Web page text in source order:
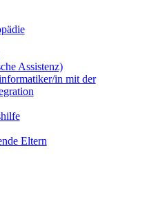
Assistenz)
in mit der
Eltern